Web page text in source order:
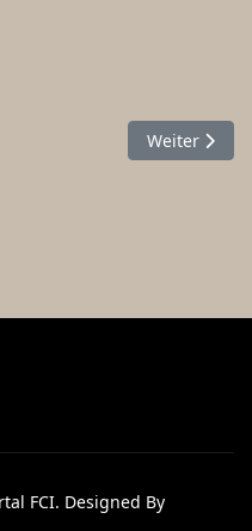
Nächster
Weiter
FCI. Designed By